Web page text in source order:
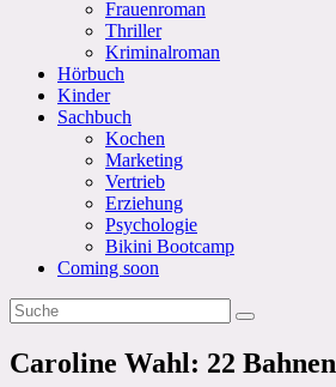
Frauenroman
Thriller
Kriminalroman
Hörbuch
Kinder
Sachbuch
Kochen
Marketing
Vertrieb
Erziehung
Psychologie
Bikini Bootcamp
Coming soon
Caroline Wahl: 22 Bahnen